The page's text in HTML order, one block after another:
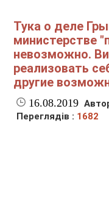
Тука о деле
министерстве
невозможно.
реализовать
другие
16.08.2019
Переглядів : 1682